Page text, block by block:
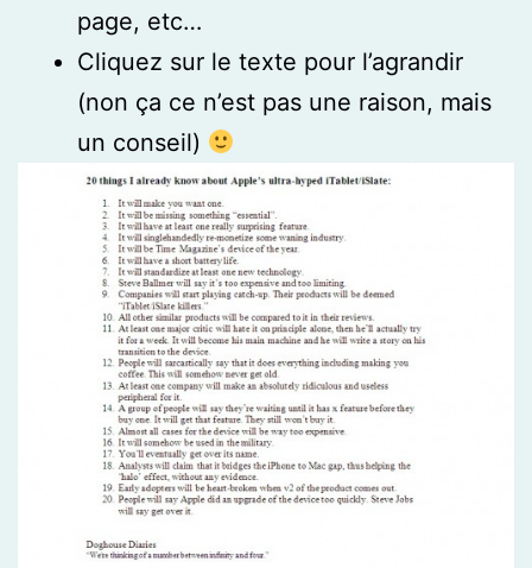
page, etc…
Cliquez sur le texte pour l’agrandir
(non ça ce n’est pas une raison, mais
un conseil)